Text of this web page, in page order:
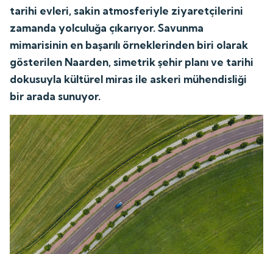
tarihi evleri, sakin atmosferiyle ziyaretçilerini
zamanda yolculuğa çıkarıyor. Savunma
mimarisinin en başarılı örneklerinden biri olarak
gösterilen Naarden, simetrik şehir planı ve tarihi
dokusuyla kültürel miras ile askeri mühendisliği
bir arada sunuyor.